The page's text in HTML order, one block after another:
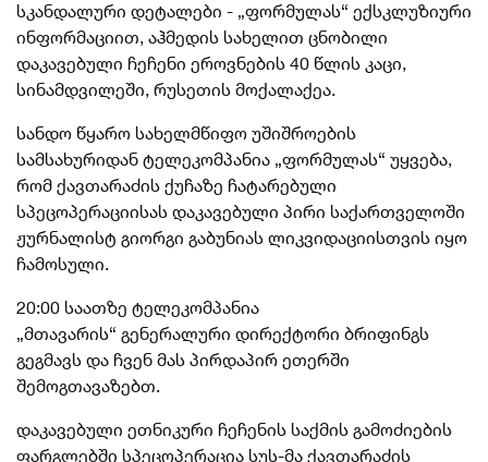
სკანდალური დეტალები - „ფორმულას“ ექსკლუზიური
ინფორმაციით, აჰმედის სახელით ცნობილი
დაკავებული ჩეჩენი ეროვნების 40 წლის კაცი,
სინამდვილეში, რუსეთის მოქალაქეა.
სანდო წყარო სახელმწიფო უშიშროების
სამსახურიდან ტელეკომპანია „ფორმულას“ უყვება,
რომ ქავთარაძის ქუჩაზე ჩატარებული
სპეცოპერაციისას დაკავებული პირი საქართველოში
ჟურნალისტ გიორგი გაბუნიას ლიკვიდაციისთვის იყო
ჩამოსული.
20:00 საათზე ტელეკომპანია
„მთავარის“ გენერალური დირექტორი ბრიფინგს
გეგმავს და ჩვენ მას პირდაპირ ეთერში
შემოგთავაზებთ.
დაკავებული ეთნიკური ჩეჩენის საქმის გამოძიების
ფარგლებში სპეცოპერაცია სუს-მა ქავთარაძის